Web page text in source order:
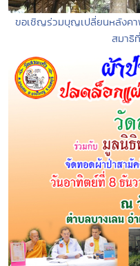
ขอเชิญร่วมบุญเปลี่ยนหลังคา
สมาธิ